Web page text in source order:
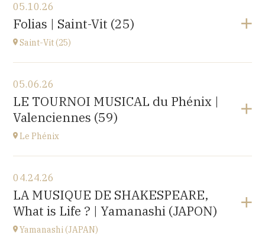
chapelle de l'Hôtel-Dieu,
1 place de l'hôpital, 69002 Lyon
at20H30
05.10.26
Folias | Saint-Vit (25)
Saint-Vit (25)
Salle multi-activités (du pôle scolaire Les Prés-Verts)
3 rue du Partage, 25410 Saint-Vit
at17H00
05.06.26
LE TOURNOI MUSICAL du Phénix |
Valenciennes (59)
Le Phénix
Le Phénix, Grand Théâtre, scène nationale (59)
Boulevard Harpignies, 59301 Valenciennes
at19H00
Go to site
04.24.26
LA MUSIQUE DE SHAKESPEARE,
What is Life ? | Yamanashi (JAPON)
Yamanashi (JAPAN)